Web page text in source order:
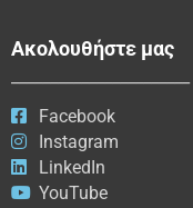
Ακολουθήστε μας
Facebook
Instagram
LinkedIn
YouTube